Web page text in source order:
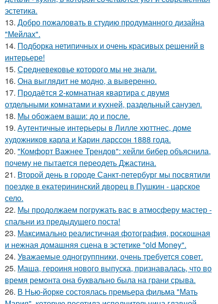
эстетика.
13. Добро пожаловать в студию продуманного дизайна
"Мейлах".
14. Подборка нетипичных и очень красивых решений в
интерьере!
15. Средневековье которого мы не знали.
16. Она выглядит не модно, а выверенно.
17. Продаётся 2-комнатная квартира с двумя
отдельными комнатами и кухней, раздельный санузел.
18. Мы обожаем ваши: до и после.
19. Аутентичные интерьеры в Лилле хюттнес, доме
художников карла и Карин ларссон 1888 года.
20. "Комфорт Важнее Трендов": хейли бибер объяснила,
почему не пытается переодеть Джастина.
21. Второй день в городе Санкт-петербург мы посвятили
поездке в екатерининский дворец в Пушкин - царское
село.
22. Мы продолжаем погружать вас в атмосферу мастер -
спальни из предыдущего поста!
23. Максимально реалистичная фотография, роскошная
и нежная домашняя сцена в эстетике "old Money".
24. Уважаемые одногруппники, очень требуется совет.
25. Маша, героиня нового выпуска, признавалась, что во
время ремонта она буквально была на грани срыва.
26. В Нью-йорке состоялась премьера фильма "Мать